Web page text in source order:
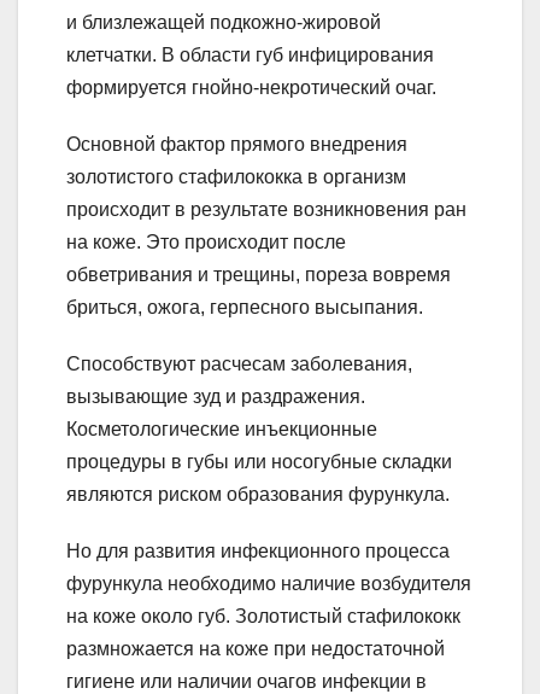
и близлежащей подкожно-жировой
клетчатки. В области губ инфицирования
формируется гнойно-некротический очаг.
Основной фактор прямого внедрения
золотистого стафилококка в организм
происходит в результате возникновения ран
на коже. Это происходит после
обветривания и трещины, пореза вовремя
бриться, ожога, герпесного высыпания.
Способствуют расчесам заболевания,
вызывающие зуд и раздражения.
Косметологические инъекционные
процедуры в губы или носогубные складки
являются риском образования фурункула.
Но для развития инфекционного процесса
фурункула необходимо наличие возбудителя
на коже около губ. Золотистый стафилококк
размножается на коже при недостаточной
гигиене или наличии очагов инфекции в